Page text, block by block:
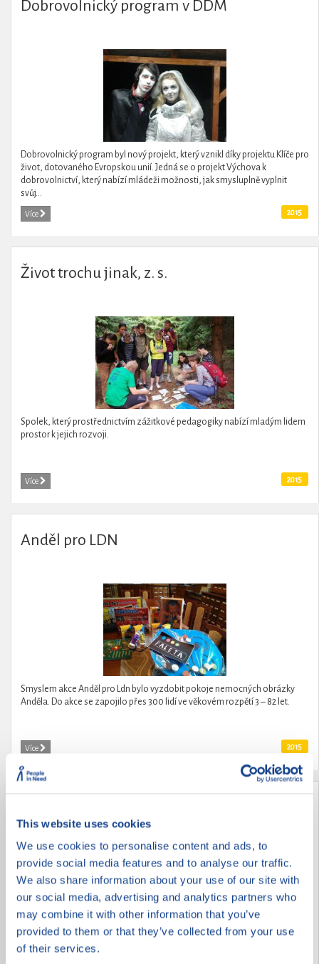
This website uses cookies
We use cookies to personalise content and ads, to
provide social media features and to analyse our traffic.
We also share information about your use of our site with
our social media, advertising and analytics partners who
may combine it with other information that you’ve
provided to them or that they’ve collected from your use
of their services.
Dobrovolnický program v DDM
Dobrovolnický program byl nový projekt, který vznikl díky projektu Klíče pro
život, dotovaného Evropskou unií. Jedná se o projekt Výchova k
dobrovolnictví, který nabízí mládeži možnosti, jak smysluplně vyplnit
svůj...
Více 2015
Život trochu jinak, z. s.
Spolek, který prostřednictvím zážitkové pedagogiky nabízí mladým lidem
prostor k jejich rozvoji.
Více 2015
Anděl pro LDN
Smyslem akce Anděl pro Ldn bylo vyzdobit pokoje nemocných obrázky
Anděla. Do akce se zapojilo přes 300 lidí ve věkovém rozpětí 3 – 82 let.
Více 2015